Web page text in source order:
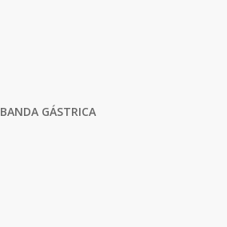
BANDA GÁSTRICA